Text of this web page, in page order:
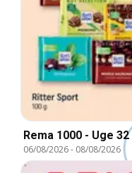
Rema 1000 - Uge
06/08/2026- 08/08/2026